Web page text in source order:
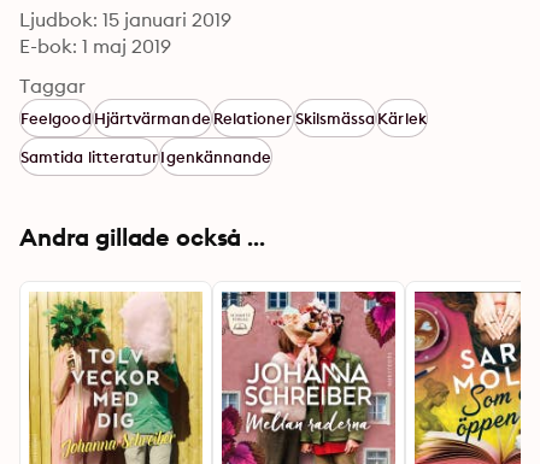
Ljudbok: 15 januari 2019
E-bok: 1 maj 2019
Taggar
FeelgoodHjärtvärmandeRelationerSkilsmässaKärlek
Samtida litteraturIgenkännande
Andra gillade också ...